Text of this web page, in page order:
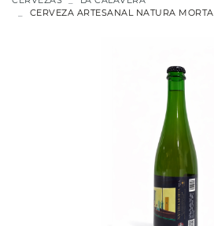
CERVEZA ARTESANAL NATURA MORTA